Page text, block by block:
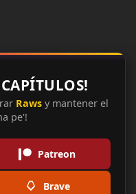
Rawsy mantener el
pe'!
Patreon
Brave